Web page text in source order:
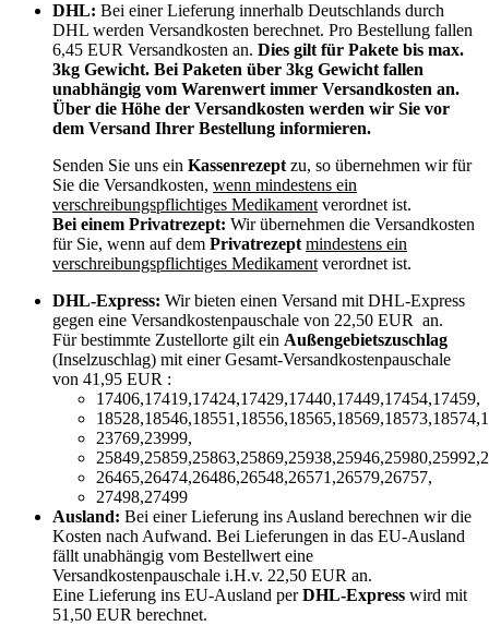
DHL: Bei einer Lieferung innerhalb Deutschlands durch
DHL werden Versandkosten berechnet. Pro Bestellung fallen
6,45 EUR Versandkosten an. Dies gilt für Pakete bis max.
3kg Gewicht. Bei Paketen über 3kg Gewicht fallen
unabhängig vom Warenwert immer Versandkosten an.
Über die Höhe der Versandkosten werden wir Sie vor
dem Versand Ihrer Bestellung informieren.
Senden Sie uns ein Kassenrezeptzu, so übernehmen wir für
Sie die Versandkosten, wenn mindestens ein
verschreibungspflichtiges Medikamentverordnet ist.
Bei einem Privatrezept: Wir übernehmen die Versandkosten
für Sie, wenn auf dem Privatrezept mindestens ein
verschreibungspflichtiges Medikamentverordnet ist.
DHL-Express: Wir bieten einen Versand mit DHL-Express
gegen eine Versandkostenpauschale von 22,50 EUR an.
Für bestimmte Zustellorte gilt ein Außengebietszuschlag
(Inselzuschlag) mit einer Gesamt-Versandkostenpauschale
von 41,95 EUR :
17406,17419,17424,17429,17440,17449,17454,17459,
23769,23999,
26465,26474,26486,26548,26571,26579,26757,
27498,27499
Ausland: Bei einer Lieferung ins Ausland berechnen wir die
Kosten nach Aufwand. Bei Lieferungen in das EU-Ausland
fällt unabhängig vom Bestellwert eine
Versandkostenpauschale i.H.v. 22,50 EUR an.
Eine Lieferung ins EU-Ausland perDHL-Express wird mit
51,50 EUR berechnet.